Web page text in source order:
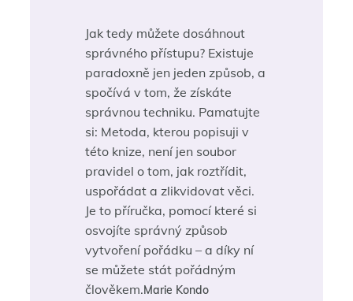
Jak tedy můžete dosáhnout
správného přístupu? Existuje
paradoxně jen jeden způsob, a
spočívá v tom, že získáte
správnou techniku. Pamatujte
si: Metoda, kterou popisuji v
této knize, není jen soubor
pravidel o tom, jak roztřídit,
uspořádat a zlikvidovat věci.
Je to příručka, pomocí které si
osvojíte správný způsob
vytvoření pořádku – a díky ní
se můžete stát pořádným
člověkem.Marie Kondo